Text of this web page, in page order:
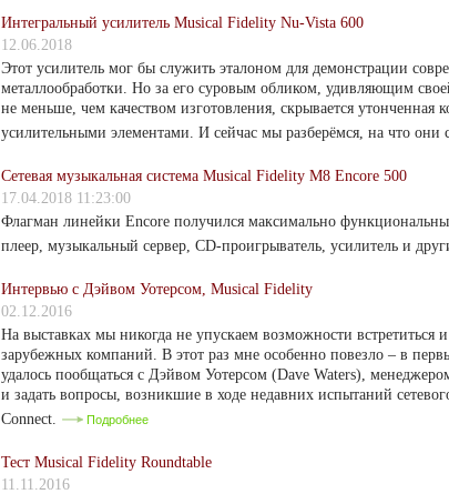
Интегральный усилитель Musical Fidelity Nu-Vista 600
12.06.2018
Этот усилитель мог бы служить эталоном для демонстрации
металлообработки. Но за его суровым обликом, удивляющим
не меньше, чем качеством изготовления, скрывается утонченная
усилительными элементами. И сейчас мы разберёмся, на что они
Сетевая музыкальная система Musical Fidelity M8 Encore 500
17.04.2018 11:23:00
Флагман линейки Encore получился максимально
плеер, музыкальный сервер, CD-проигрыватель, усилитель и
Интервью с Дэйвом Уотерсом, Musical Fidelity
02.12.2016
На выставках мы никогда не упускаем возможности встретиться
зарубежных компаний. В этот раз мне особенно повезло – в
удалось пообщаться с Дэйвом Уотерсом (Dave Waters),
и задать вопросы, возникшие в ходе недавних испытаний
Connect.
Подробнее
Тест Musical Fidelity Roundtable
11.11.2016